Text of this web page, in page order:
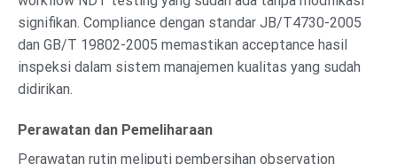
signifikan. Compliance dengan standar JB/T4730-2005
dan GB/T 19802-2005 memastikan acceptance hasil
inspeksi dalam sistem manajemen kualitas yang sudah
didirikan.
Perawatan dan Pemeliharaan
Perawatan rutin meliputi pembersihan observation